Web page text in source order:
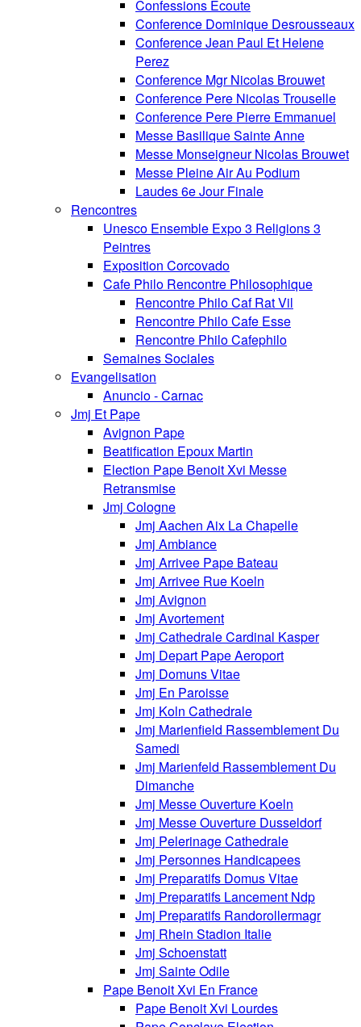
Confessions Ecoute
Conference Dominique Desrousseaux
Conference Jean Paul Et Helene
Perez
Conference Mgr Nicolas Brouwet
Conference Pere Nicolas Trouselle
Conference Pere Pierre Emmanuel
Messe Basilique Sainte Anne
Messe Monseigneur Nicolas Brouwet
Messe Pleine Air Au Podium
Laudes 6e Jour Finale
Rencontres
Unesco Ensemble Expo 3 Religions 3
Peintres
Exposition Corcovado
Cafe Philo Rencontre Philosophique
Rencontre Philo Caf Rat Vil
Rencontre Philo Cafe Esse
Rencontre Philo Cafephilo
Semaines Sociales
Evangelisation
Anuncio - Carnac
Jmj Et Pape
Avignon Pape
Beatification Epoux Martin
Election Pape Benoit Xvi Messe
Retransmise
Jmj Cologne
Jmj Aachen Aix La Chapelle
Jmj Ambiance
Jmj Arrivee Pape Bateau
Jmj Arrivee Rue Koeln
Jmj Avignon
Jmj Avortement
Jmj Cathedrale Cardinal Kasper
Jmj Depart Pape Aeroport
Jmj Domuns Vitae
Jmj En Paroisse
Jmj Koln Cathedrale
Jmj Marienfield Rassemblement Du
Samedi
Jmj Marienfeld Rassemblement Du
Dimanche
Jmj Messe Ouverture Koeln
Jmj Messe Ouverture Dusseldorf
Jmj Pelerinage Cathedrale
Jmj Personnes Handicapees
Jmj Preparatifs Domus Vitae
Jmj Preparatifs Lancement Ndp
Jmj Preparatifs Randorollermagr
Jmj Rhein Stadion Italie
Jmj Schoenstatt
Jmj Sainte Odile
Pape Benoit Xvi En France
Pape Benoit Xvi Lourdes